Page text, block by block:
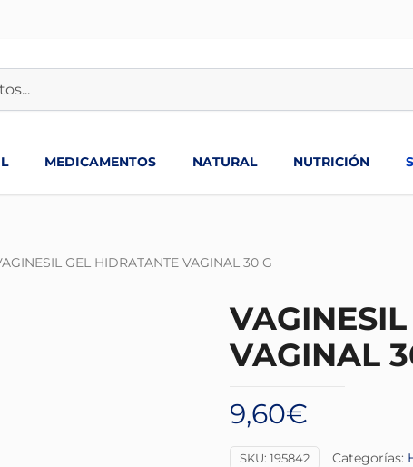
MEDICAMENTOS NATURAL NUTRICIÓN
GEL HIDRATANTE VAGINAL 30 G
VAGINAL
9,60€
SKU: 195842 Categorías: